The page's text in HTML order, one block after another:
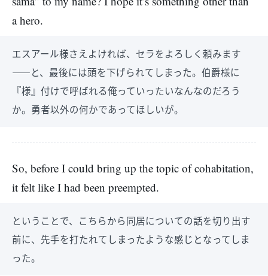
a hero.
エスアール様さえよければ、セラをよろしく頼みます
――と、最後には頭を下げられてしまった。伯爵様に
『様』付けで呼ばれる俺っていったいなんなのだろう
か。勇者以外の何かであってほしいが。
So, before I could bring up the topic of cohabitation,
it felt like I had been preempted.
ということで、こちらから同居についての話を切り出す
前に、先手を打たれてしまったような感じとなってしま
った。